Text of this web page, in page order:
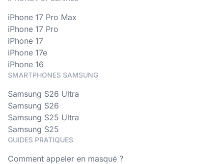
iPhone 17 Pro Max
iPhone 17 Pro
iPhone 17
iPhone 17e
iPhone 16
SMARTPHONES SAMSUNG
Samsung S26 Ultra
Samsung S26
Samsung S25 Ultra
Samsung S25
GUIDES PRATIQUES
Comment appeler en masqué ?